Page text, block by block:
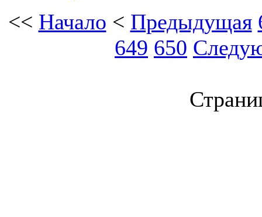
<< Начало < Предыдущая
649 650